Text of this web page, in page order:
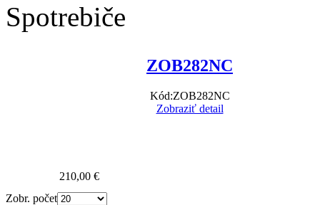
Spotrebiče
210,00 €
ZOB282NC
Kód:ZOB282NC
Zobraziť detail
Zobr. počet